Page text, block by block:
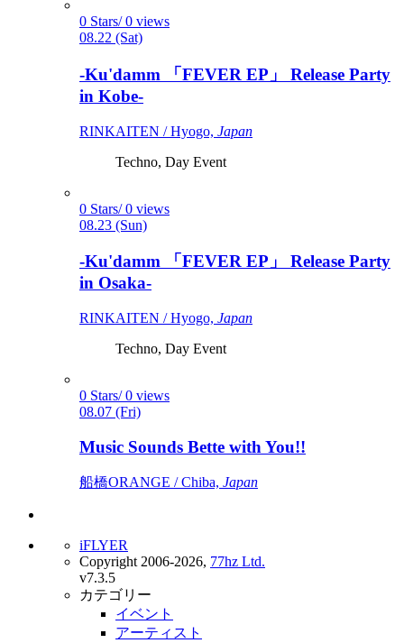
0 Stars/ 0 views
08.22 (Sat)
-Ku'damm 「FEVER EP」 Release Party
in Kobe-
RINKAITEN / Hyogo, Japan
Techno, Day Event
0 Stars/ 0 views
08.23 (Sun)
-Ku'damm 「FEVER EP」 Release Party
in Osaka-
RINKAITEN / Hyogo, Japan
Techno, Day Event
0 Stars/ 0 views
08.07 (Fri)
Music Sounds Bette with You!!
船橋ORANGE / Chiba, Japan
iFLYER
Copyright 2006-2026, 77hz Ltd.
v7.3.5
カテゴリー
イベント
アーティスト